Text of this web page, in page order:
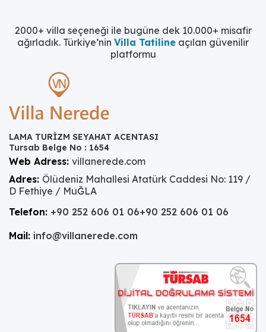
2000+ villa seçeneği ile bugüne dek 10.000+ misafir
ağırladık. Türkiye’nin Villa Tatiline açılan güvenilir
platformu
LAMA TURİZM SEYAHAT ACENTASI
Tursab Belge No : 1654
Web Adress: villanerede.com
Adres: Ölüdeniz Mahallesi Atatürk Caddesi No: 119 /
D Fethiye / MuĞLA
Telefon: +90 252 606 01 06+90 252 606 01 06
Mail: info@villanerede.com